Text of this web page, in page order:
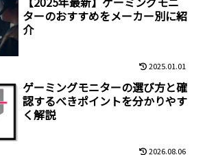
ターのおすすめをメーカー別に紹
介
2025.01.01
ゲーミングモニターの選び方と確
認するべきポイントを分かりやす
く解説
2026.08.06